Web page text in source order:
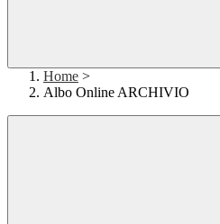
Home >
Albo Online ARCHIVIO